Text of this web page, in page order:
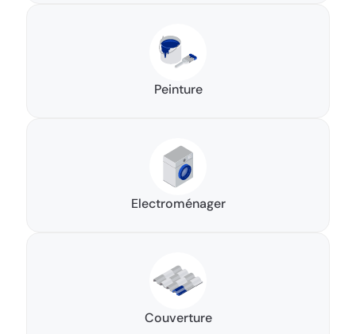
Peinture
Electroménager
Couverture